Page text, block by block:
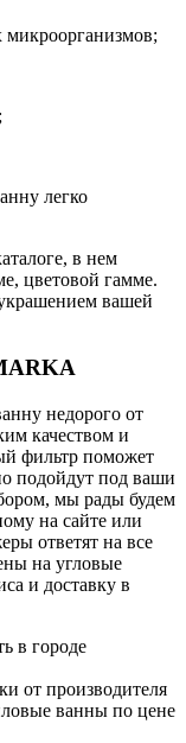
легко
в нем
цветовой гамме.
вашей
недорого от
качеством и
фильтр поможет
подойдут под ваши
мы рады будем
на сайте или
ответят на все
на угловые
и доставку в
в городе
от производителя
ванны по цене